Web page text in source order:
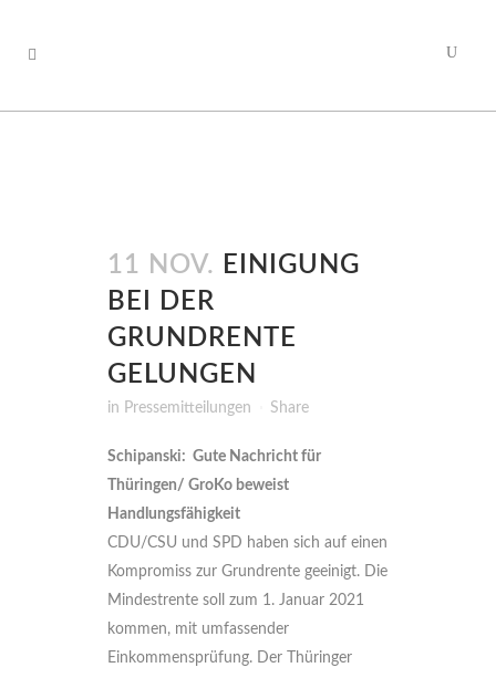
11 NOV. EINIGUNG
BEI DER
GRUNDRENTE
GELUNGEN
in Pressemitteilungen Share
Schipanski: Gute Nachricht für
Thüringen/ GroKo beweist
Handlungsfähigkeit
CDU/CSU und SPD haben sich auf einen
Kompromiss zur Grundrente geeinigt. Die
Mindestrente soll zum 1. Januar 2021
kommen, mit umfassender
Einkommensprüfung. Der Thüringer